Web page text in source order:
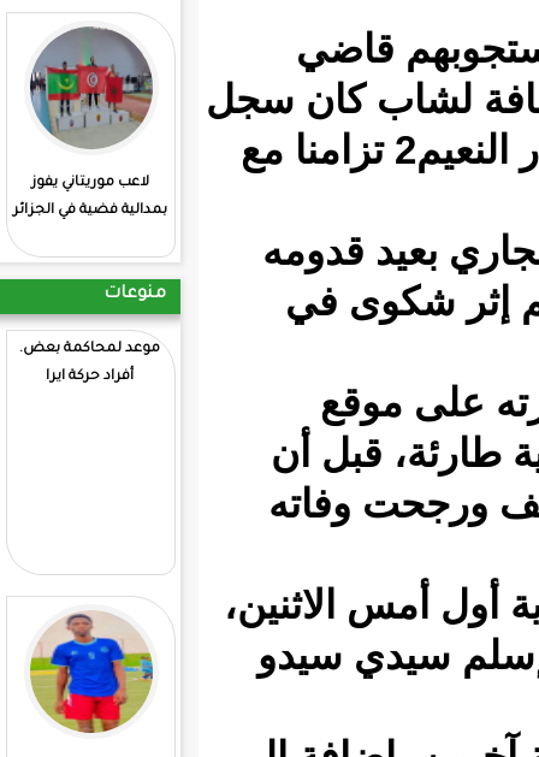
: انطلاق منافسات
الشطرنج بمشاركة
منوعات
81 جثة انتشلتها قوات
البحرية الاسبانية
سجل
وصوله لمفوضية دار النعيم2 تزامنا مع
في
أن
سيدو